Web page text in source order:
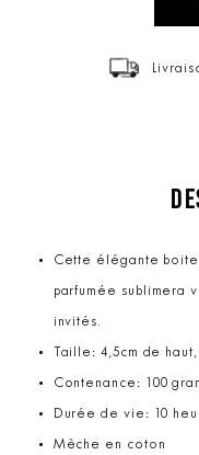
Cette élégante
parfumée sublimera
invités.
Taille: 4,5cm de
Contenance: 100
Durée de vie: 10
Mèche en coton